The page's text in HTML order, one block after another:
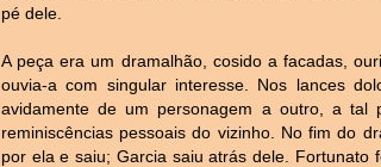
pé dele.
A peça era um dramalhão, cosido a facadas,
ouvia-a com singular interesse. Nos lances
avidamente de um personagem a outro, a tal
reminiscências pessoais do vizinho. No fim do
por ela e saiu; Garcia saiu atrás dele.